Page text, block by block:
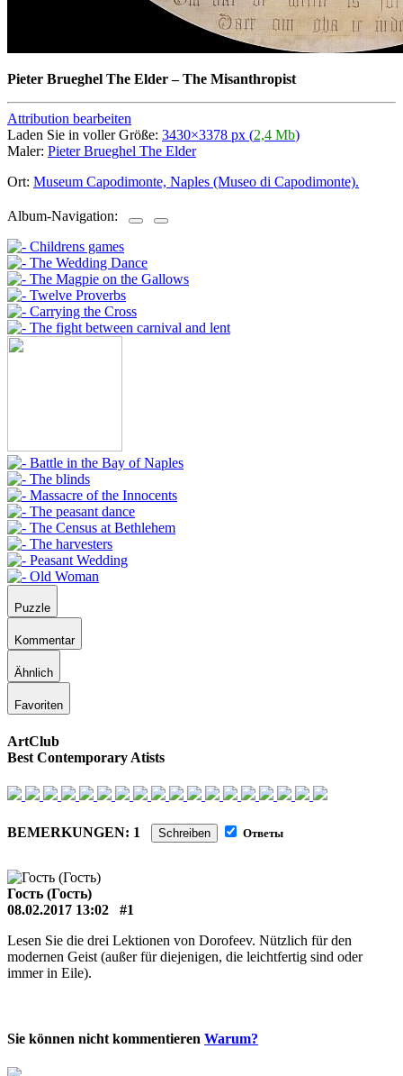
Pieter Brueghel The Elder–The Misanthropist
Attribution bearbeiten
Laden Sie in voller Größe: 3430×3378 px (2,4 Mb)
Maler: Pieter Brueghel The Elder
Ort: Museum Capodimonte, Naples (Museo di Capodimonte).
Album-Navigation:
Puzzle
Kommentar
Ähnlich
Favoriten
ArtClub
Best Contemporary Atists
BEMERKUNGEN: 1 Schreiben Ответы
Гость (Гость)
08.02.2017 13:02
#1
Lesen Sie die drei Lektionen von Dorofeev. Nützlich für den
modernen Geist (außer für diejenigen, die leichtfertig sind oder
immer in Eile).
Sie können nicht kommentieren Warum?